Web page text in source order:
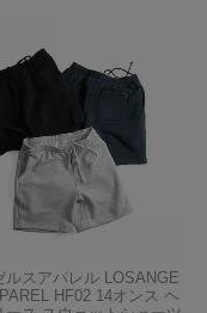
ルスアパレル LOSANGE
HF02 14オンス ヘ